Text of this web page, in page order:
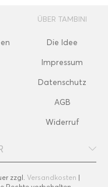
ÜBER TAMBINI
Die Idee
Impressum
Datenschutz
AGB
Widerruf
zzgl. Versandkosten |